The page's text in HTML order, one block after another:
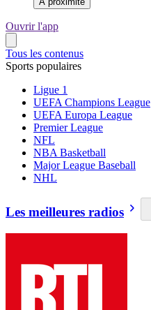
Ouvrir l'app
Tous les contenus
Sports populaires
Ligue 1
UEFA Champions League
UEFA Europa League
Premier League
NFL
NBA Basketball
Major League Baseball
NHL
Les meilleures radios